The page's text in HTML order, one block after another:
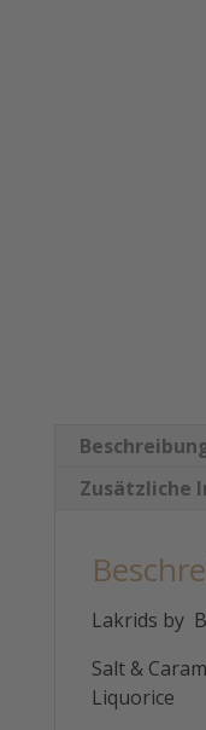
Zusätzliche
Lakrids by
Salt &
Liquorice